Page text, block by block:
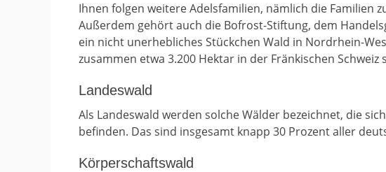
Ihnen folgen weitere Adelsfamilien, nämlich die Familien
Außerdem gehört auch die Bofrost-Stiftung, dem
ein nicht unerhebliches Stückchen Wald in Nordrhein-
zusammen etwa 3.200 Hektar in der Fränkischen Schweiz
Landeswald
Als Landeswald werden solche Wälder bezeichnet, die
befinden. Das sind insgesamt knapp 30 Prozent aller
Körperschaftswald